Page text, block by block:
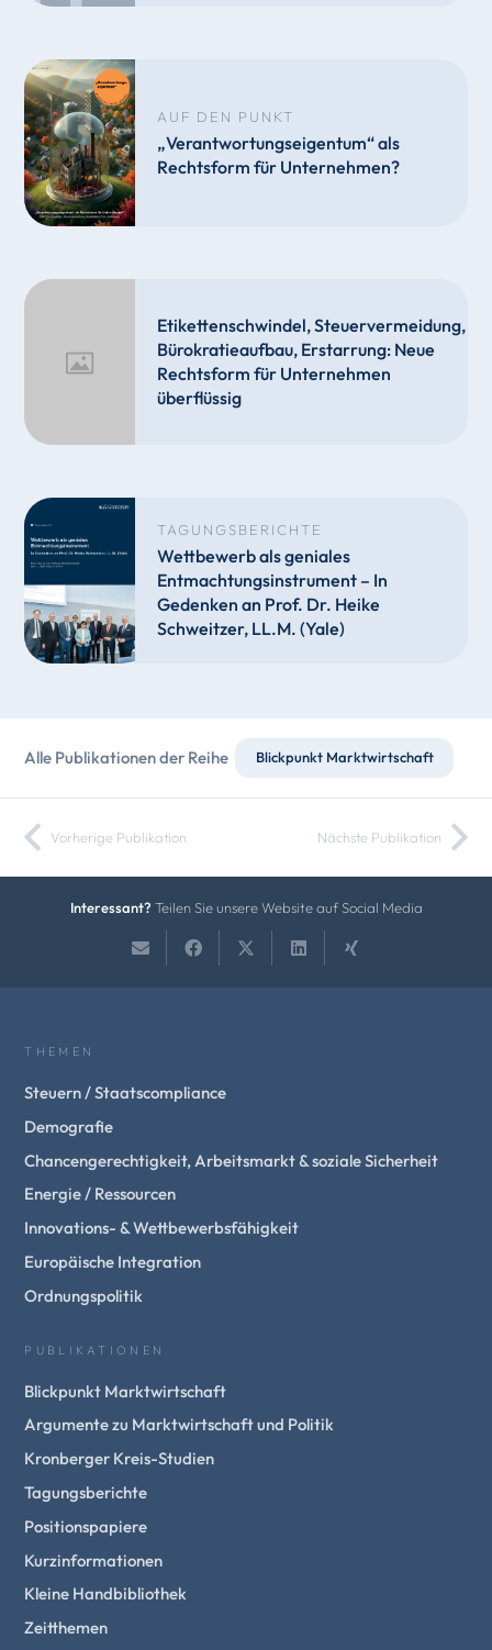
AUF DEN PUNKT
„Verantwortungseigentum“ als
Rechtsform für Unternehmen?
Etikettenschwindel, Steuervermeidung,
Bürokratieaufbau, Erstarrung: Neue
Rechtsform für Unternehmen
überflüssig
TAGUNGSBERICHTE
Wettbewerb als geniales
Entmachtungsinstrument – In
Gedenken an Prof. Dr. Heike
Schweitzer, LL.M. (Yale)
Alle Publikationen der Reihe Blickpunkt Marktwirtschaft
Vorherige Publikation Nächste Publikation
Interessant? Teilen Sie unsere Website auf Social Media
THEMEN
Steuern / Staatscompliance
Demografie
Chancengerechtigkeit, Arbeitsmarkt & soziale Sicherheit
Energie / Ressourcen
Innovations- & Wettbewerbsfähigkeit
Europäische Integration
Ordnungspolitik
PUBLIKATIONEN
Blickpunkt Marktwirtschaft
Argumente zu Marktwirtschaft und Politik
Kronberger Kreis-Studien
Tagungsberichte
Positionspapiere
Kurzinformationen
Kleine Handbibliothek
Zeitthemen